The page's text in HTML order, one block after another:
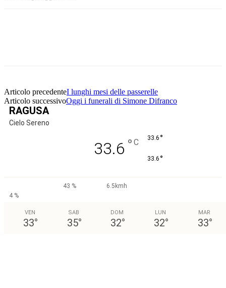
Articolo precedenteI lunghi mesi delle passerelle
Articolo successivoOggi i funerali di Simone Difranco
RAGUSA
Cielo Sereno
33.6 ° C 33.6 °
33.6 °
43 %
6.5kmh
4 %
VEN
33°
SAB
35°
DOM
32°
LUN
32°
MAR
33°